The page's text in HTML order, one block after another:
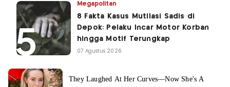
Megapolitan
8 Fakta Kasus Mutilasi Sadis di
Depok: Pelaku Incar Motor Korban
hingga Motif Terungkap
07 Agustus 2026